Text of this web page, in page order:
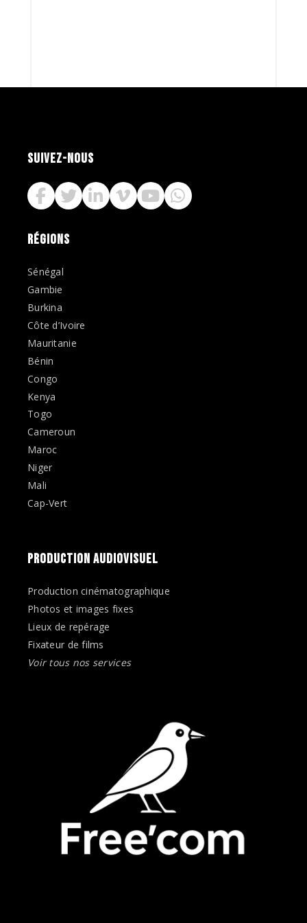
SUIVEZ-NOUS
RÉGIONS
Sénégal
Gambie
Burkina
Côte d’Ivoire
Mauritanie
Bénin
Congo
Kenya
Togo
Cameroun
Maroc
Niger
Mali
Cap-Vert
PRODUCTION AUDIOVISUEL
Production cinématographique
Photos et images fixes
Lieux de repérage
Fixateur de films
Voir tous nos services